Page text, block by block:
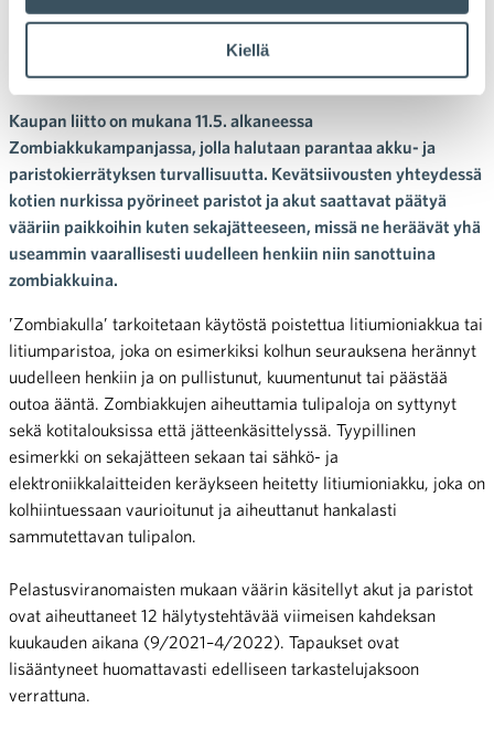
Kiellä
akkujen turvallisesta
kierrätyksestä
Kaupan liitto on mukana 11.5. alkaneessa
Zombiakkukampanjassa, jolla halutaan parantaa akku- ja
paristokierrätyksen turvallisuutta. Kevätsiivousten yhteydessä
kotien nurkissa pyörineet paristot ja akut saattavat päätyä
vääriin paikkoihin kuten sekajätteeseen, missä ne heräävät yhä
useammin vaarallisesti uudelleen henkiin niin sanottuina
zombiakkuina.
’Zombiakulla’ tarkoitetaan käytöstä poistettua litiumioniakkua tai
litiumparistoa, joka on esimerkiksi kolhun seurauksena herännyt
uudelleen henkiin ja on pullistunut, kuumentunut tai päästää
outoa ääntä. Zombiakkujen aiheuttamia tulipaloja on syttynyt
sekä kotitalouksissa että jätteenkäsittelyssä. Tyypillinen
esimerkki on sekajätteen sekaan tai sähkö- ja
elektroniikkalaitteiden keräykseen heitetty litiumioniakku, joka on
kolhiintuessaan vaurioitunut ja aiheuttanut hankalasti
sammutettavan tulipalon.
Pelastusviranomaisten mukaan väärin käsitellyt akut ja paristot
ovat aiheuttaneet 12 hälytystehtävää viimeisen kahdeksan
kuukauden aikana (9/2021–4/2022). Tapaukset ovat
lisääntyneet huomattavasti edelliseen tarkastelujaksoon
verrattuna.